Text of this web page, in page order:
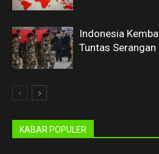
Indonesia
Tuntas Serangan
KABAR POPULER